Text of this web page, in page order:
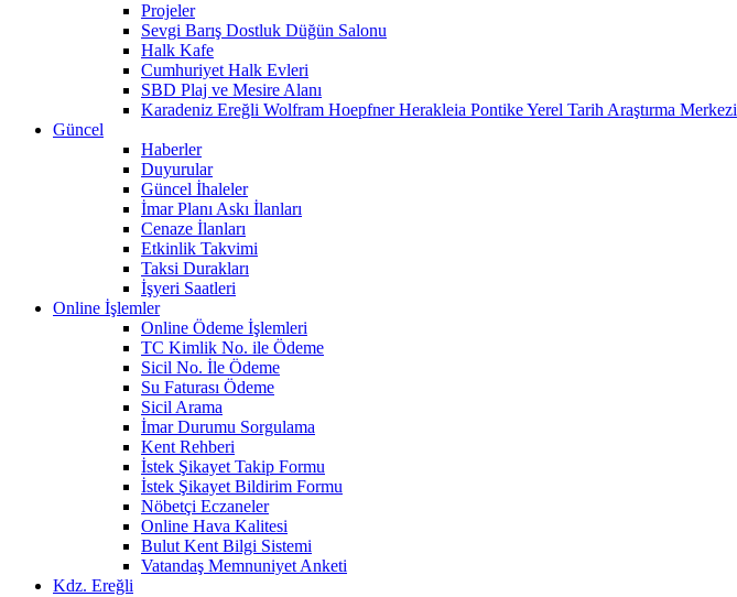
Projeler
Sevgi Barış Dostluk Düğün Salonu
Halk Kafe
Cumhuriyet Halk Evleri
SBD Plaj ve Mesire Alanı
Karadeniz Ereğli Wolfram Hoepfner Herakleia Pontike Yerel Tarih Araştırma Merkezi
Güncel
Haberler
Duyurular
Güncel İhaleler
İmar Planı Askı İlanları
Cenaze İlanları
Etkinlik Takvimi
Taksi Durakları
İşyeri Saatleri
Online İşlemler
Online Ödeme İşlemleri
TC Kimlik No. ile Ödeme
Sicil No. İle Ödeme
Su Faturası Ödeme
Sicil Arama
İmar Durumu Sorgulama
Kent Rehberi
İstek Şikayet Takip Formu
İstek Şikayet Bildirim Formu
Nöbetçi Eczaneler
Online Hava Kalitesi
Bulut Kent Bilgi Sistemi
Vatandaş Memnuniyet Anketi
Kdz. Ereğli